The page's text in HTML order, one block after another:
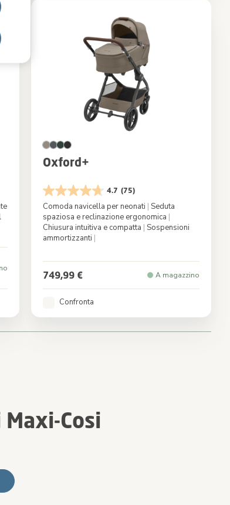
Oxford+
4.7 (75)
Comoda navicella per neonati | Seduta
spaziosa e reclinazione ergonomica |
Chiusura intuitiva e compatta | Sospensioni
ammortizzanti |
749,99 € A magazzino
Confronta
Cosi